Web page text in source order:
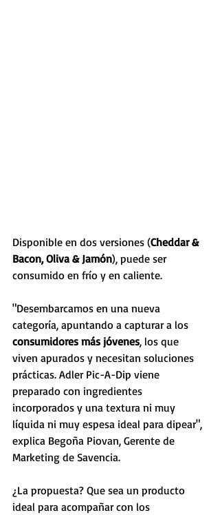
Disponible en dos versiones (Cheddar &
Bacon, Oliva & Jamón), puede ser
consumido en frío y en caliente.
"Desembarcamos en una nueva
categoría, apuntando a capturar a los
consumidores más jóvenes, los que
viven apurados y necesitan soluciones
prácticas. Adler Pic-A-Dip viene
preparado con ingredientes
incorporados y una textura ni muy
líquida ni muy espesa ideal para dipear",
explica Begoña Piovan, Gerente de
Marketing de Savencia.
¿La propuesta? Que sea un producto
ideal para acompañar con los